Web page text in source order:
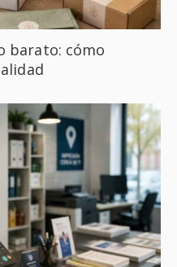
barato: cómo